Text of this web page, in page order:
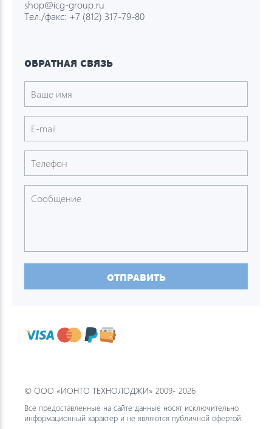
shop@icg-group.ru
Тел./факс: +7 (812) 317-79-80
ОБРАТНАЯ СВЯЗЬ
ОТПРАВИТЬ
© ООО «ИОНТО ТЕХНОЛОДЖИ» 2009- 2026
Все предоставленные на сайте данные носят исключительно
информационный характер и не являются публичной офертой.